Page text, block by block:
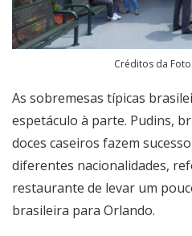
Créditos da
As sobremesas típicas
espetáculo à parte. Pudins,
doces caseiros fazem
diferentes nacionalidades,
restaurante de levar um
brasileira para Orlando.